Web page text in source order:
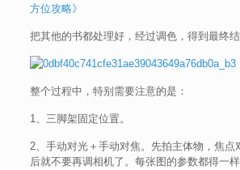
方位攻略》
把其他的书都处理好，经过调色，得到最终结
整个过程中，特别需要注意的是：
1、三脚架固定位置。
2、手动对光＋手动对焦。先拍主体物，焦点
后就不要再调相机了。每张图的参数都得一